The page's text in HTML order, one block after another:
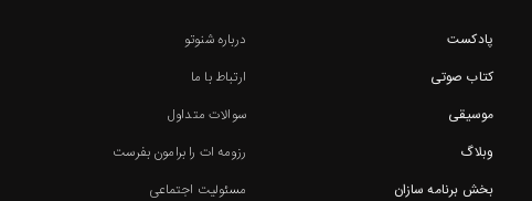
پادکست
کتاب صوتی
موسیقی
وبلاگ
بخش برنامه سازان
درباره شنوتو
ارتباط با ما
سوالات متداول
رزومه ات را برامون بفرست
مسئولیت اجتماعی